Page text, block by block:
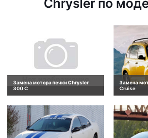
Chrysler по
Замена мотора печки Chrysler
300 C
Замена
Cruise